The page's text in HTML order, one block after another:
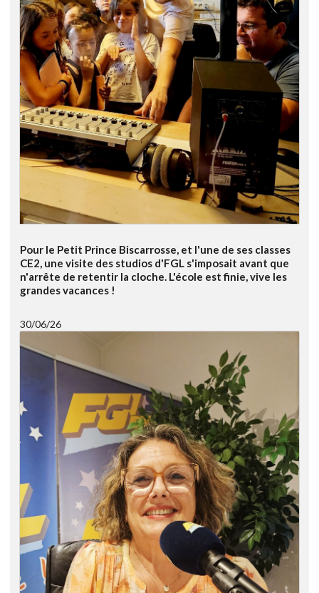
Pour le Petit Prince Biscarrosse, et l'une de ses classes
CE2, une visite des studios d'FGL s'imposait avant que
n'arrête de retentir la cloche. L'école est finie, vive les
grandes vacances !
30/06/26